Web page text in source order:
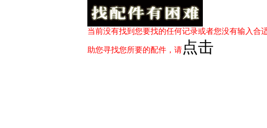
当前没有找到您要找的任何记录或者您没有输入合
助您寻找您所要的配件，请 点击